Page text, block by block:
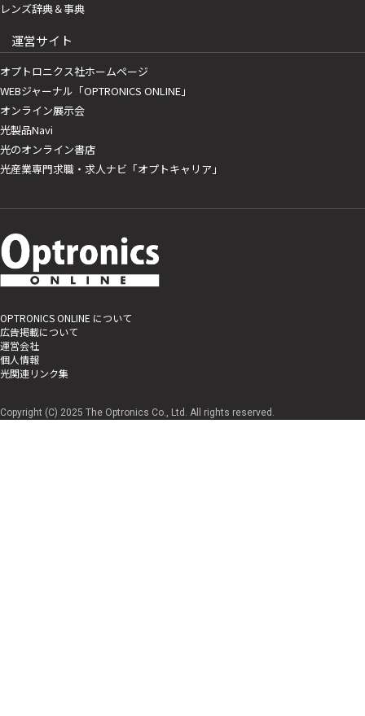
レンズ辞典＆事典
運営サイト
オプトロニクス社ホームページ
WEBジャーナル「OPTRONICS ONLINE」
オンライン展示会
光製品Navi
光のオンライン書店
光産業専門求職・求人ナビ「オプトキャリア」
OPTRONICS ONLINE について
広告掲載について
運営会社
個人情報
光関連リンク集
Copyright (C) 2025 The Optronics Co., Ltd. All rights reserved.